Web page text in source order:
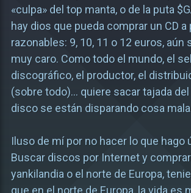
«culpa» del top manta, o de la puta
hay dios que pueda comprar un CD a
razonables: 9, 10, 11 o 12 euros, aún
muy caro. Como todo el mundo, el
discográfico, el productor, el
(sobre todo)… quiere sacar tajada
disco se están disparando cosa
Iluso de mí por no hacer lo que hago
Buscar discos por Internet y
yankilandia o el norte de Europa,
que en el norte de Europa, la vida es